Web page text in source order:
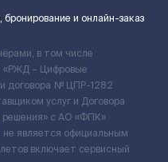
и онлайн-заказ
в том числе
«РЖД – Цифровые
договора № ЦПР-1282
услуг и Договора
c АО «ФПК»
является официальным
включает сервисный